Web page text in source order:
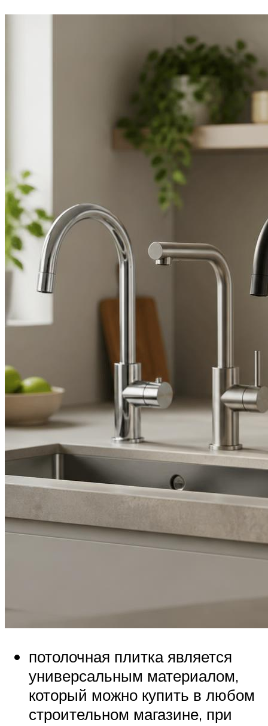
потолочная плитка является
универсальным материалом,
который можно купить в любом
строительном магазине, при